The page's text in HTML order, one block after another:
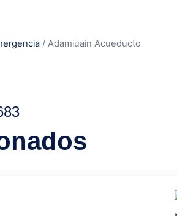
/ Adamiuain Acueducto